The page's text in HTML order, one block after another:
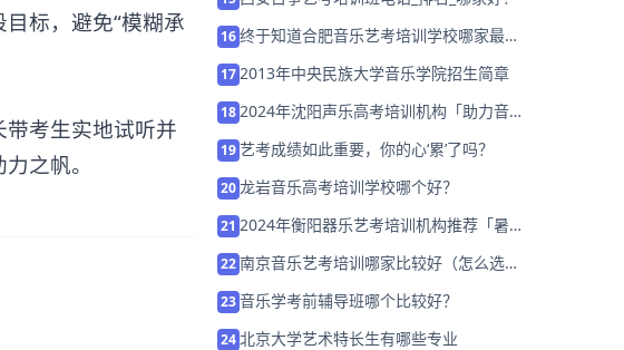
标，避免“模糊承
考生实地试听并
之帆。
16终于知道合肥音乐艺考培训学校哪家最好
172013年中央民族大学音乐学院招生简章
182024年沈阳声乐高考培训机构「助力音乐
19艺考成绩如此重要，你的心‘累’了吗？
20龙岩音乐高考培训学校哪个好？
21 2024年衡阳器乐艺考培训机构推荐「暑假
22南京音乐艺考培训哪家比较好（怎么选择
23音乐学考前辅导班哪个比较好？
24北京大学艺术特长生有哪些专业